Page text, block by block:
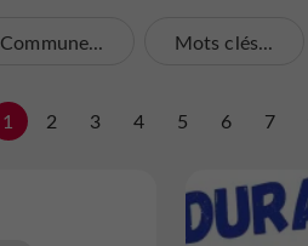
Commune... Mots clés...
1 2 3 4 5 6 7